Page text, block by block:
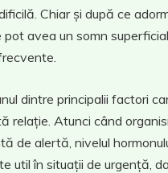
Chiar și după ce
avea un somn
dintre principalii factori
relație. Atunci când
de alertă, nivelul
util în situații de urgență,